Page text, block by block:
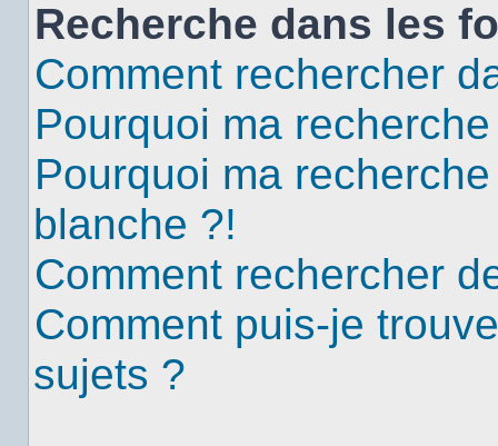
Recherche dans les
Comment rechercher
Pourquoi ma
Pourquoi ma
blanche ?!
Comment rechercher
Comment puis-je
sujets ?